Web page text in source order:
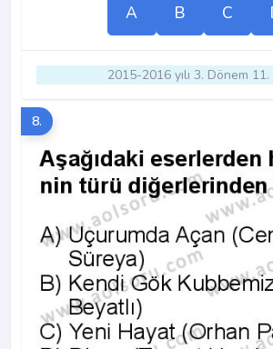
A B C
2015-2016 yılı 3. Dönem
8.